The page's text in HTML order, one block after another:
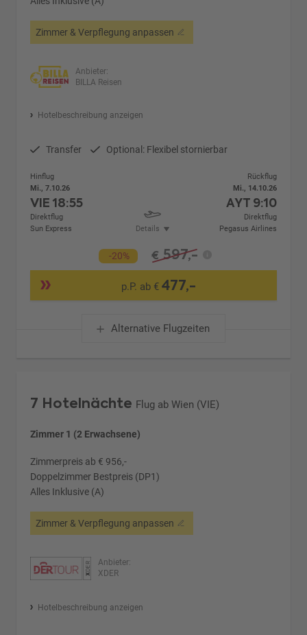
Zimmer & Verpflegung anpassen
Anbieter:
BILLA Reisen
Hotelbeschreibung anzeigen
Transfer Optional: Flexibel stornierbar
Hinflug
Mi., 7.10.26
VIE18:55
Direktflug
Sun Express
Details
Rückflug
Mi., 14.10.26
AYT 9:10
Direktflug
Pegasus Airlines
-20% € 597,-
p.P. ab € 477,-
Alternative Flugzeiten
7 Hotelnächte Flug ab Wien (VIE)
Zimmer 1 (2 Erwachsene)
Zimmerpreis ab € 956,-
Doppelzimmer Bestpreis (DP1)
Alles Inklusive (A)
Zimmer & Verpflegung anpassen
Anbieter:
XDER
Hotelbeschreibung anzeigen